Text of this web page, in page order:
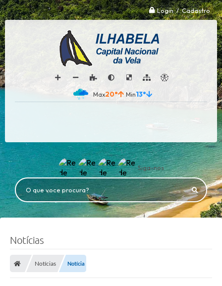
Login / Cadastro
20° 13°
Siga-nos
O que voce procura?
Notícias
Notícias Notícia